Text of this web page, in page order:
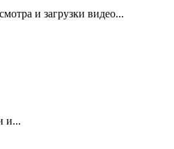
и загрузки видео...
и...